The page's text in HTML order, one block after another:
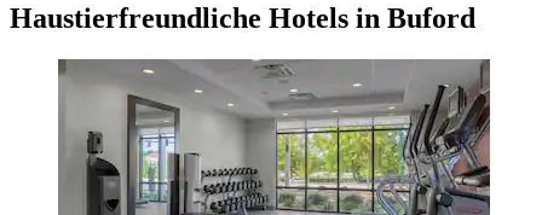
Haustierfreundliche Hotels in Buford